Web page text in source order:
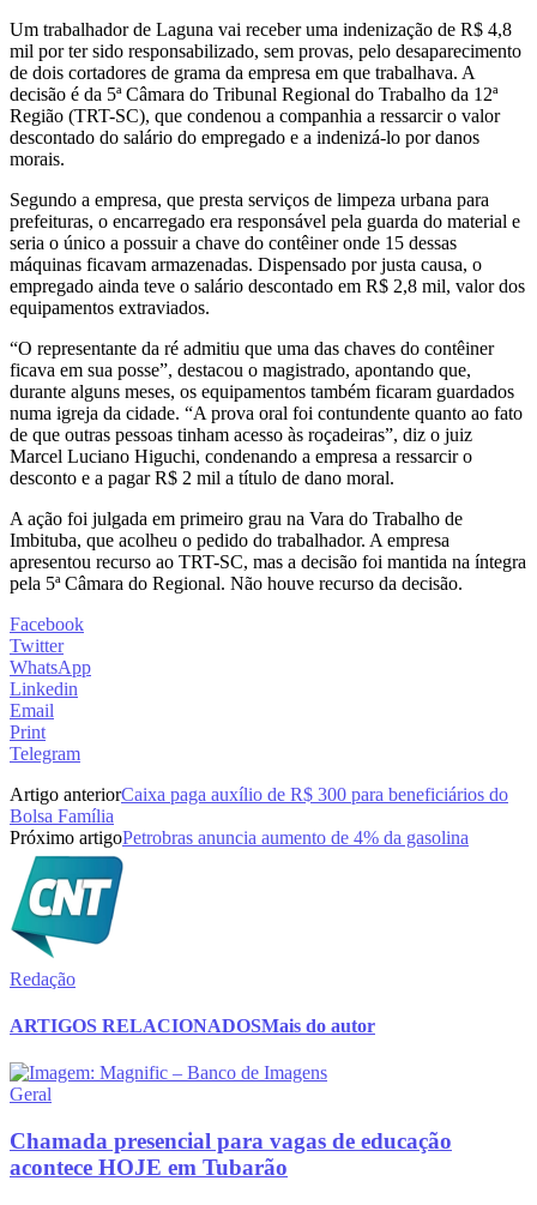
Um trabalhador de Laguna vai receber uma indenização de R$ 4,8
mil por ter sido responsabilizado, sem provas, pelo desaparecimento
de dois cortadores de grama da empresa em que trabalhava. A
decisão é da 5ª Câmara do Tribunal Regional do Trabalho da 12ª
Região (TRT-SC), que condenou a companhia a ressarcir o valor
descontado do salário do empregado e a indenizá-lo por danos
morais.
Segundo a empresa, que presta serviços de limpeza urbana para
prefeituras, o encarregado era responsável pela guarda do material e
seria o único a possuir a chave do contêiner onde 15 dessas
máquinas ficavam armazenadas. Dispensado por justa causa, o
empregado ainda teve o salário descontado em R$ 2,8 mil, valor dos
equipamentos extraviados.
“O representante da ré admitiu que uma das chaves do contêiner
ficava em sua posse”, destacou o magistrado, apontando que,
durante alguns meses, os equipamentos também ficaram guardados
numa igreja da cidade. “A prova oral foi contundente quanto ao fato
de que outras pessoas tinham acesso às roçadeiras”, diz o juiz
Marcel Luciano Higuchi, condenando a empresa a ressarcir o
desconto e a pagar R$ 2 mil a título de dano moral.
A ação foi julgada em primeiro grau na Vara do Trabalho de
Imbituba, que acolheu o pedido do trabalhador. A empresa
apresentou recurso ao TRT-SC, mas a decisão foi mantida na íntegra
pela 5ª Câmara do Regional. Não houve recurso da decisão.
Facebook
Twitter
WhatsApp
Linkedin
Email
Print
Telegram
Artigo anteriorCaixa paga auxílio de R$ 300 para beneficiários do
Bolsa Família
Próximo artigoPetrobras anuncia aumento de 4% da gasolina
Redação
ARTIGOS RELACIONADOSMais do autor
Geral
Chamada presencial para vagas de educação
acontece HOJE em Tubarão